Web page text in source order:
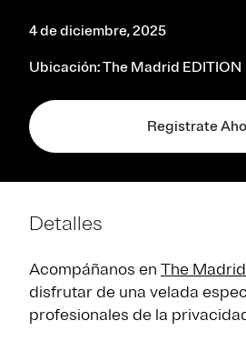
4 de diciembre, 2025
Ubicación: The Madrid EDITION
Registrate
Detalles
Acompáñanos en The
disfrutar de una velada
profesionales de la